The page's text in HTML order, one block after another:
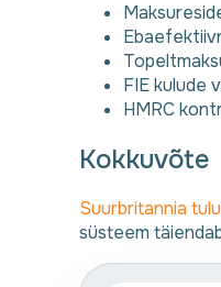
FIE kulude
HMRC
Kokkuvõte
Suurbritannia
süsteem